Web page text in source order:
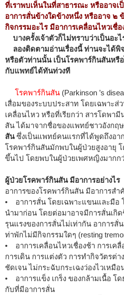
ที่เราพบเห็นในที่สาธารณะ หรืออาจ
อาการสั่นข้างใดข้างหนึ่ง หรืออาจ ๒
กิจกรรมอะไร มีอาการเคลื่อนไหวเชื่
บางครั้งเจ้าตัวก็ไม่ทราบว่าเป็นอะไ
ลองติดตามอ่านเรื่องนี้ ท่านจะได้
หรือตัวท่านนั้น เป็นโรคพาร์กินสันหรื
กับแพทย์ได้ทันท่วงที
โรคพาร์กินสัน (Parkinson ’s
เสื่อมของระบบประสาท โดยเฉพาะ
เคลื่อนไหว หรือที่เรียกว่า สารโดพา
สัน ได้มาจากชื่อของแพทย์ชาวอังกฤ
สันซึ่งเป็นแพทย์คนแรกที่ได้พูดถึงอา
โรคพาร์กินสันมักพบในผู้ป่วยสูงอายุ
ขึ้นไป โดยพบในผู้ป่วยเพศหญิงมากกว่
ผู้ป่วยโรคพาร์กินสัน มีอาการอย่างไร
อาการของโรคพาร์กินสัน มีอาการส
• อาการสั่น โดยเฉพาะแขนและมือ
นำมาก่อน โดยต่อมาอาจมีการสั่นเกิ
รุนแรงของการสั่นไม่เท่ากัน อาการสั่
ท่าพักไม่มีกิจกรรมใดๆ (resting
• อาการเคลื่อนไหวเชื่องช้า การเค
การเดิน การแต่งตัว การทำกิจวัตรต่า
ชัดเจน ไม่กระฉับกระเฉงว่องไวเหมือ
• อาการแข็ง เกร็ง ของกล้ามเนื้อ โ
กับที่มีอาการสั่น